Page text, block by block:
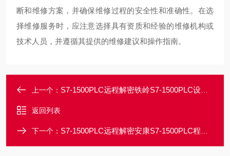
断和维修方案，并确保维修过程的安全性和准确性。在选
择维修服务时，应注意选择具有资质和经验的维修机构或
技术人员，并遵循其提供的维修建议和操作指南。
上一个： S7-1500PLC远程解密铁岭S7-1500PLC设备授权时间到期锁定解密
返回列表
下一个： S7-1500PLC远程解密安康S7-1500PLC程序密码破解/可解出原密码